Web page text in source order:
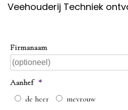
Veehouderij Techniek
Firmanaam
Aanhef *
de heer
mevrouw